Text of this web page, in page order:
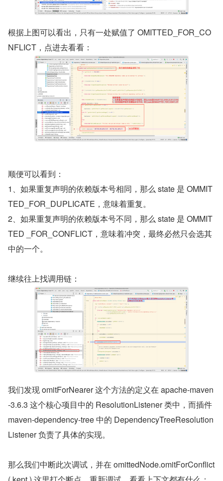
根据上图可以看出，只有一处赋值了 OMITTED_FOR_CO
NFLICT，点进去看看：
顺便可以看到：
1、如果重复声明的依赖版本号相同，那么 state 是 OMMIT
TED_FOR_DUPLICATE，意味着重复。
2、如果重复声明的依赖版本号不同，那么 state 是 OMMIT
TED _FOR_CONFLICT，意味着冲突，最终必然只会选其
中的一个。
继续往上找调用链：
我们发现 omitForNearer 这个方法的定义在 apache-maven
-3.6.3 这个核心项目中的 ResolutionListener 类中，而插件
maven-dependency-tree 中的 DependencyTreeResolution
Listener 负责了具体的实现。
那么我们中断此次调试，并在 omittedNode.omitForConflict